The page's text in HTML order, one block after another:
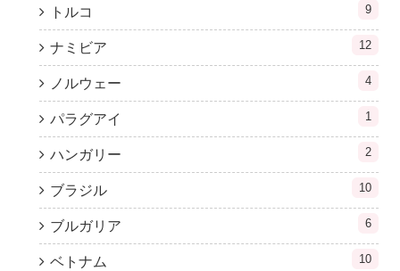
トルコ 9
ナミビア 12
ノルウェー 4
パラグアイ 1
ハンガリー 2
ブラジル 10
ブルガリア 6
ベトナム 10